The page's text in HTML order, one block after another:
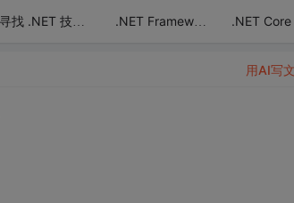
寻找 .NET 技术达人 .NET Framework .NET Core
用AI写